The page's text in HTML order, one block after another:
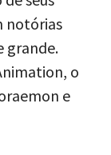
notórias
grande.
o
e